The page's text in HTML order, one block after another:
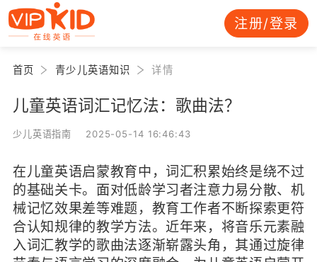
注册/登录
首页 青少儿英语知识 详情
儿童英语词汇记忆法：歌曲法？
少儿英语指南 2025-05-14 16:46:43
在儿童英语启蒙教育中，词汇积累始终是绕不过
的基础关卡。面对低龄学习者注意力易分散、机
械记忆效果差等难题，教育工作者不断探索更符
合认知规律的教学方法。近年来，将音乐元素融
入词汇教学的歌曲法逐渐崭露头角，其通过旋律